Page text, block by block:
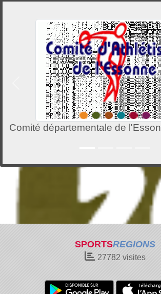
de l'Essonne Athlétisme
Précedent
SPORTSREGIONS
27782 visites